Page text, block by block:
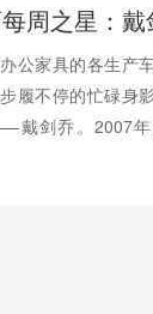
周之星：戴
公家具的各生产
履不停的忙碌身
戴剑乔。2007